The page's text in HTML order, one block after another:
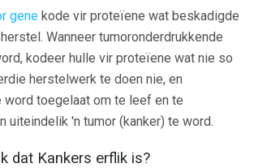
gene kode vir proteïene wat beskadigde
Wanneer tumoronderdrukkende
kodeer hulle vir proteïene wat nie so
herstelwerk te doen nie, en
toegelaat om te leef en te
uiteindelik 'n tumor (kanker) te word.
dat Kankers erflik is?